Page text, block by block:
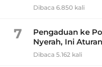
Dibaca 6.850 kali
7
Pengaduan ke
Nyerah, Ini
Dibaca 5.162 kali